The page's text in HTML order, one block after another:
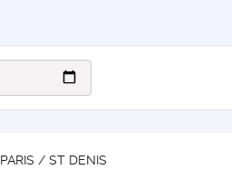
PARIS / ST DENIS